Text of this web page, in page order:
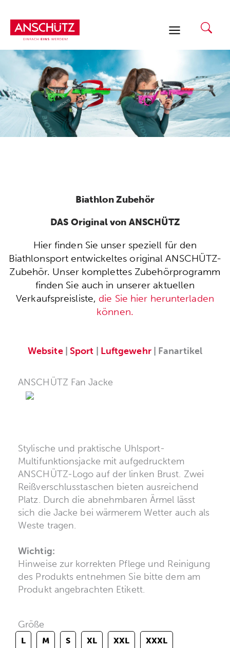
Inhalt
springen
Biathlon Zubehör
DAS Original von ANSCHÜTZ
Hier finden Sie unser speziell für den
Biathlonsport entwickeltes original ANSCHÜTZ-
Zubehör. Unser komplettes Zubehörprogramm
finden Sie auch in unserer aktuellen
Verkaufspreisliste, die Sie hier herunterladen
können.
Website| Sport Luftgewehr| Fanartikel
ANSCHÜTZ Fan Jacke
Stylische und praktische Uhlsport-
Multifunktionsjacke mit aufgedrucktem
ANSCHÜTZ-Logo auf der linken Brust. Zwei
Reißverschlusstaschen bieten ausreichend
Platz. Durch die abnehmbaren Ärmel lässt
sich die Jacke bei wärmerem Wetter auch als
Weste tragen.
Wichtig:
Hinweise zur korrekten Pflege und Reinigung
des Produkts entnehmen Sie bitte dem am
Produkt angebrachten Etikett.
Größe
L M S XL XXL XXXL